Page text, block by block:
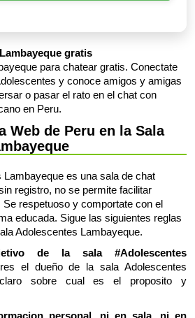
gratis
para chatear gratis. Conectate
y conoce amigos y amigas
o pasar el rato en el chat con
en Peru.
Web de Peru en la Sala
Lambayeque es una sala de chat
registro, no se permite facilitar
respetuoso y comportate con el
educada. Sigue las siguientes reglas
Adolescentes Lambayeque.
de la sala #Adolescentes
el dueño de la sala Adolescentes
claro sobre cual es el proposito y
personal, ni en sala, ni en